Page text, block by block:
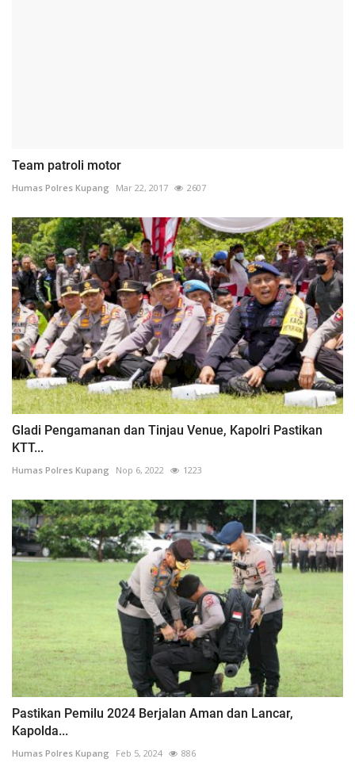
Team patroli motor
Humas Polres Kupang Mar 22, 2017 2607
Gladi Pengamanan dan Tinjau Venue, Kapolri Pastikan
KTT...
Humas Polres Kupang Nop 6, 2022 1223
Pastikan Pemilu 2024 Berjalan Aman dan Lancar,
Kapolda...
Humas Polres Kupang Feb 5, 2024 886